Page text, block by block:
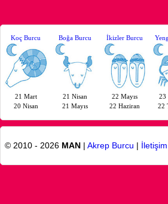
Koç Burcu
21 Mart
20 Nisan
Boğa Burcu
21 Nisan
21 Mayıs
İkizler Burcu
22 Mayıs
22 Haziran
23
22
© 2010 - 2026 MAN | Akrep Burcu | İletişim